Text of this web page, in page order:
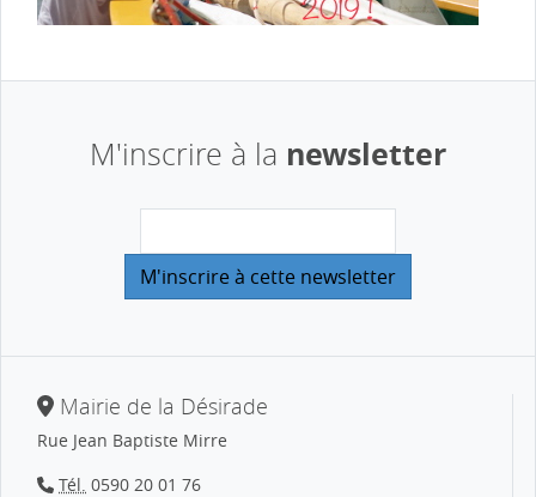
M'inscrire à la newsletter
Mairie de la Désirade
Rue Jean Baptiste Mirre
Tél. 0590 20 01 76